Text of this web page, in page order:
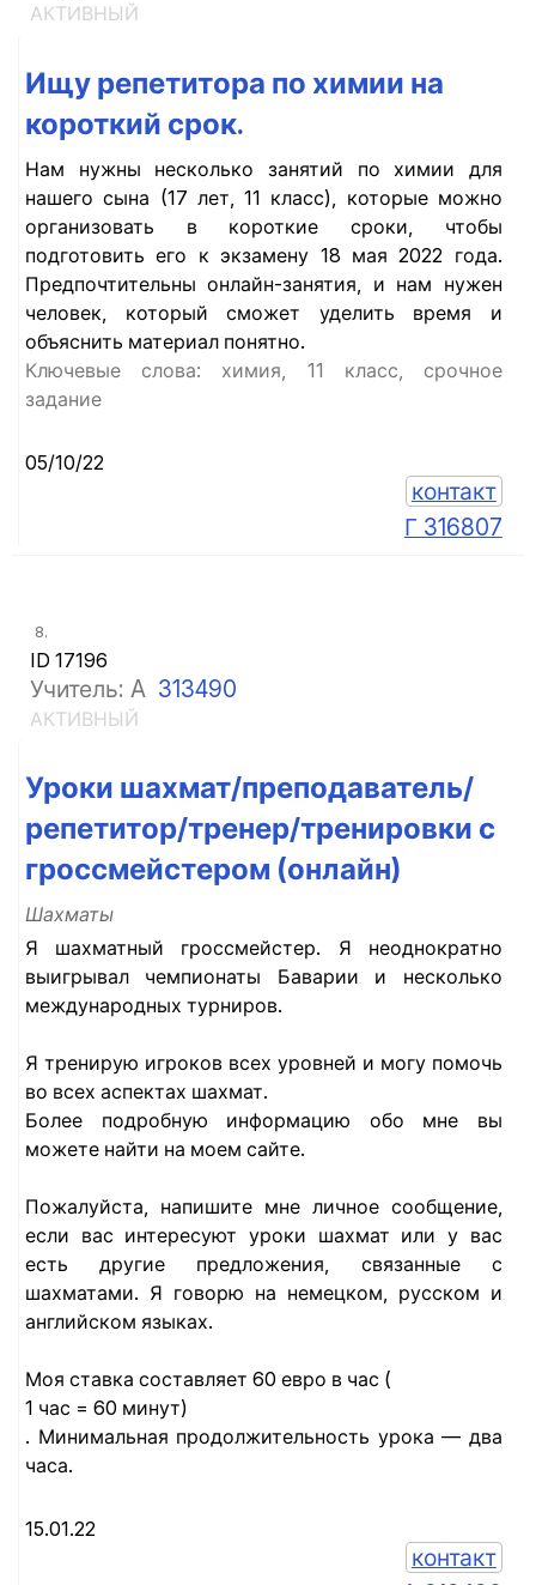
АКТИВНЫЙ
Ищу репетитора по химии на
короткий срок.
Нам нужны несколько занятий по химии для
нашего сына (17 лет, 11 класс), которые можно
организовать в короткие сроки, чтобы
подготовить его к экзамену 18 мая 2022 года.
Предпочтительны онлайн-занятия, и нам нужен
человек, который сможет уделить время и
объяснить материал понятно.
Ключевые слова: химия, 11 класс, срочное
задание
05/10/22
контакт
Г 316807
8.
ID 17196
Учитель: A 313490
АКТИВНЫЙ
Уроки шахмат/преподаватель/
репетитор/тренер/тренировки с
гроссмейстером (онлайн)
Шахматы
Я шахматный гроссмейстер. Я неоднократно
выигрывал чемпионаты Баварии и несколько
международных турниров.
Я тренирую игроков всех уровней и могу помочь
во всех аспектах шахмат.
Более подробную информацию обо мне вы
можете найти на моем сайте.
Пожалуйста, напишите мне личное сообщение,
если вас интересуют уроки шахмат или у вас
есть другие предложения, связанные с
шахматами. Я говорю на немецком, русском и
английском языках.
Моя ставка составляет 60 евро в час (
1 час = 60 минут)
. Минимальная продолжительность урока — два
часа.
15.01.22
контакт